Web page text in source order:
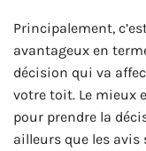
Principalement,
avantageux en
décision qui va
votre toit. Le mieux
pour prendre la
ailleurs que les